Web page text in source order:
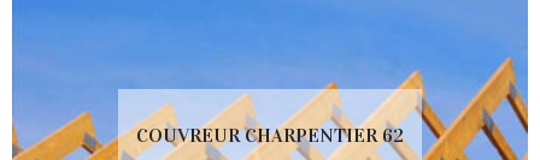
COUVREUR CHARPENTIER 62